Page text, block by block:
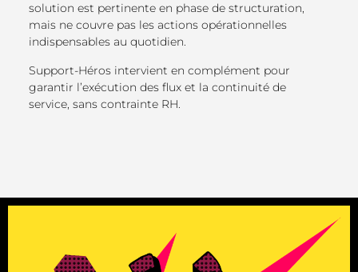
solution est pertinente en phase de structuration,
mais ne couvre pas les actions opérationnelles
indispensables au quotidien.
Support-Héros intervient en complément pour
garantir l’exécution des flux et la continuité de
service, sans contrainte RH.